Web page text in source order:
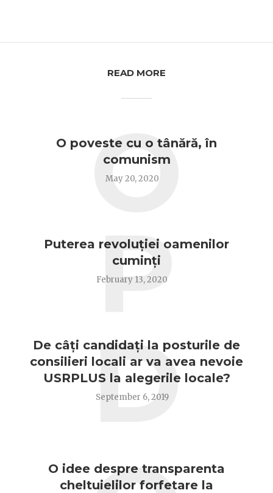
READ MORE
O poveste cu o tânără, în
comunism
May 20, 2020
O
Puterea revoluției oamenilor
cuminți
February 13, 2020
P
De câți candidați la posturile de
consilieri locali ar va avea nevoie
USRPLUS la alegerile locale?
September 6, 2019
D
O idee despre transparenta
cheltuielilor forfetare la